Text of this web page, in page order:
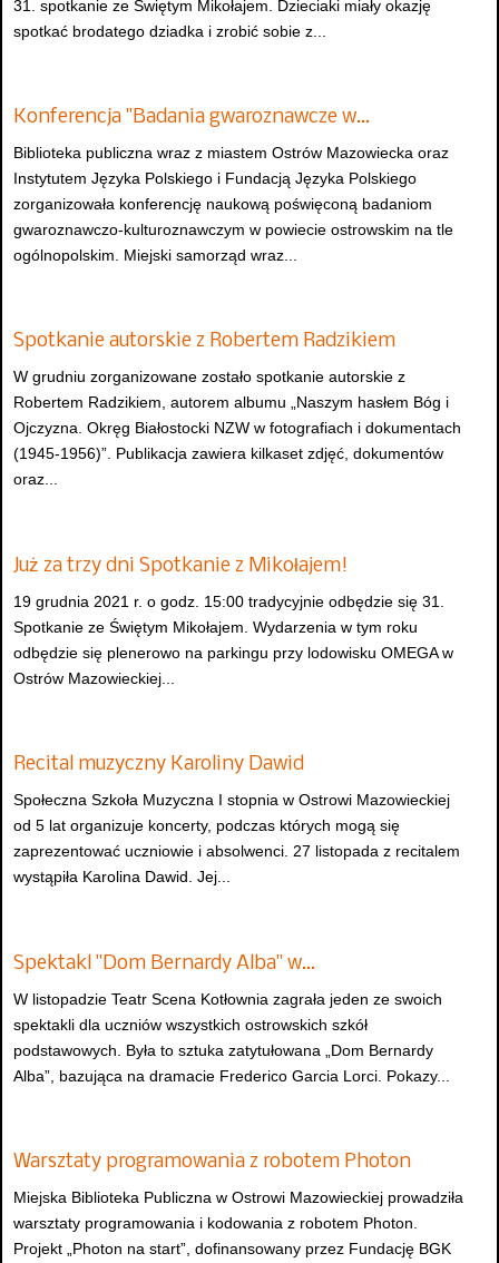
31. spotkanie ze Świętym Mikołajem. Dzieciaki miały okazję
spotkać brodatego dziadka i zrobić sobie z...
Konferencja "Badania gwaroznawcze w…
Biblioteka publiczna wraz z miastem Ostrów Mazowiecka oraz
Instytutem Języka Polskiego i Fundacją Języka Polskiego
zorganizowała konferencję naukową poświęconą badaniom
gwaroznawczo-kulturoznawczym w powiecie ostrowskim na tle
ogólnopolskim. Miejski samorząd wraz...
Spotkanie autorskie z Robertem Radzikiem
W grudniu zorganizowane zostało spotkanie autorskie z
Robertem Radzikiem, autorem albumu „Naszym hasłem Bóg i
Ojczyzna. Okręg Białostocki NZW w fotografiach i dokumentach
(1945-1956)”. Publikacja zawiera kilkaset zdjęć, dokumentów
oraz...
Już za trzy dni Spotkanie z Mikołajem!
19 grudnia 2021 r. o godz. 15:00 tradycyjnie odbędzie się 31.
Spotkanie ze Świętym Mikołajem. Wydarzenia w tym roku
odbędzie się plenerowo na parkingu przy lodowisku OMEGA w
Ostrów Mazowieckiej...
Recital muzyczny Karoliny Dawid
Społeczna Szkoła Muzyczna I stopnia w Ostrowi Mazowieckiej
od 5 lat organizuje koncerty, podczas których mogą się
zaprezentować uczniowie i absolwenci. 27 listopada z recitalem
wystąpiła Karolina Dawid. Jej...
Spektakl "Dom Bernardy Alba" w…
W listopadzie Teatr Scena Kotłownia zagrała jeden ze swoich
spektakli dla uczniów wszystkich ostrowskich szkół
podstawowych. Była to sztuka zatytułowana „Dom Bernardy
Alba”, bazująca na dramacie Frederico Garcia Lorci. Pokazy...
Warsztaty programowania z robotem Photon
Miejska Biblioteka Publiczna w Ostrowi Mazowieckiej prowadziła
warsztaty programowania i kodowania z robotem Photon.
Projekt „Photon na start”, dofinansowany przez Fundację BGK